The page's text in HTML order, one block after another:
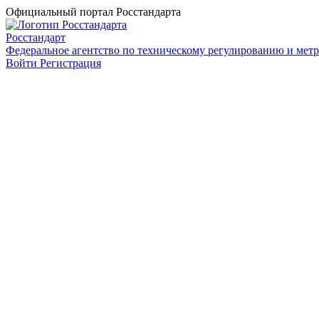
Официальный портал Росстандарта
Росстандарт
Федеральное агентство по техническому регулированию и
Войти Регистрация